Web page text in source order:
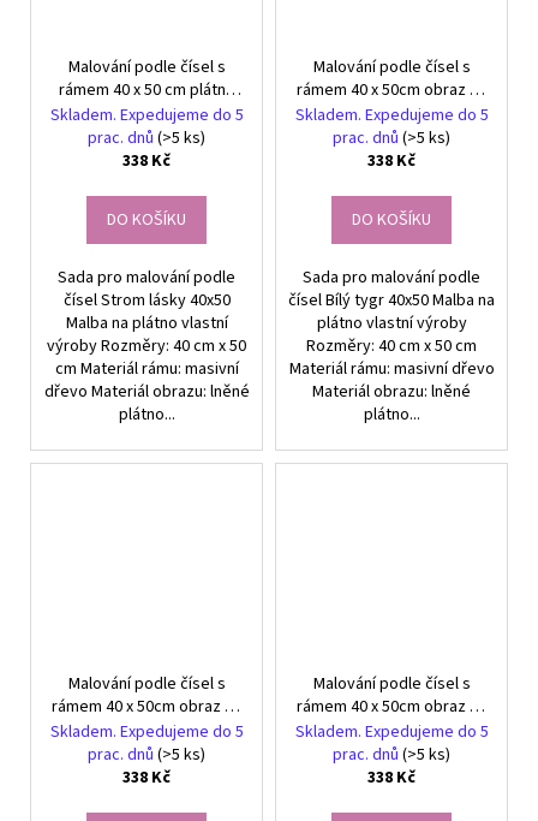
Malování podle čísel s
rámem 40 x 50 cm plátno
Strom lásky
Skladem. Expedujeme do 5
prac. dnů (>5 ks)
338 Kč
DO KOŠÍKU
Sada pro malování podle
čísel Strom lásky 40x50
Malba na plátno vlastní
výroby Rozměry: 40 cm x 50
cm Materiál rámu: masivní
dřevo Materiál obrazu: lněné
plátno...
Malování podle čísel s
rámem 40 x 50cm obraz na
plátně Bílý tygr
Skladem. Expedujeme do 5
prac. dnů (>5 ks)
338 Kč
DO KOŠÍKU
Sada pro malování podle
čísel Bílý tygr 40x50 Malba na
plátno vlastní výroby
Rozměry: 40 cm x 50 cm
Materiál rámu: masivní dřevo
Materiál obrazu: lněné
plátno...
Malování podle čísel s
rámem 40 x 50cm obraz na
plátně Chata v horách
Skladem. Expedujeme do 5
prac. dnů (>5 ks)
338 Kč
Malování podle čísel s
rámem 40 x 50cm obraz na
plátně Kosmická postava
Skladem. Expedujeme do 5
prac. dnů (>5 ks)
338 Kč